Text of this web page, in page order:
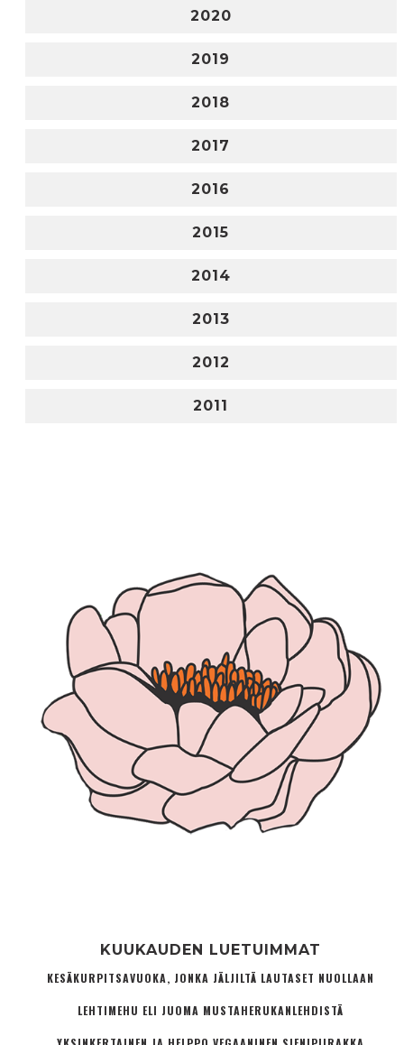
2020
2019
2018
2017
2016
2015
2014
2013
2012
2011
KUUKAUDEN LUETUIMMAT
KESÄKURPITSAVUOKA, JONKA JÄLJILTÄ LAUTASET NUOLLAAN
LEHTIMEHU ELI JUOMA MUSTAHERUKANLEHDISTÄ